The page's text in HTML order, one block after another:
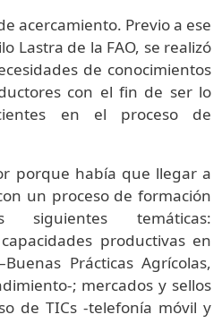
acercamiento. Previo a ese
Lastra de la FAO, se realizó
de conocimientos
con el fin de ser lo
en el proceso de
porque había que llegar a
un proceso de formación
temáticas:
productivas en
Prácticas Agrícolas,
; mercados y sellos
de TICs -telefonía móvil y